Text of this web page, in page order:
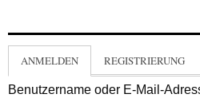
ANMELDEN REGISTRIERUNG
Benutzername oder E-Mail-